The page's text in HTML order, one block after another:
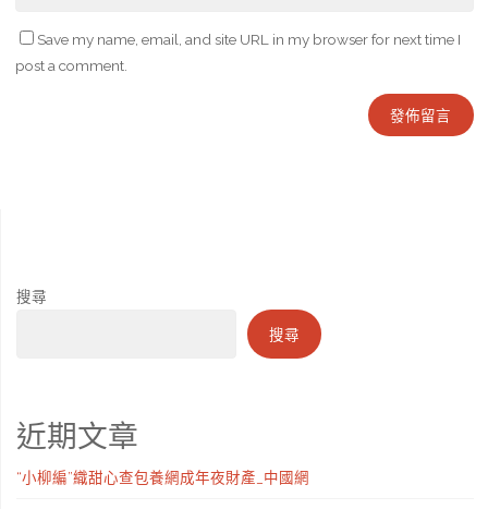
Save my name, email, and site URL in my browser for next time I
post a comment.
搜尋
搜尋
近期文章
“小柳編”織甜心查包養網成年夜財產_中國網